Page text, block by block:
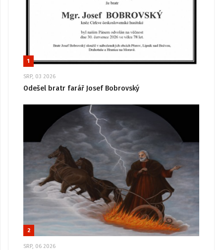
1
SRP, 03 2026
Odešel bratr farář Josef Bobrovský
2
SRP, 06 2026